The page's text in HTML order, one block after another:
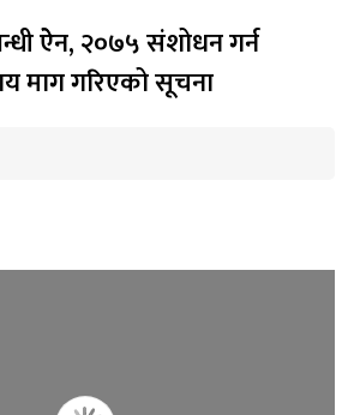
ऐेन, २०७५ संशोधन गर्न
माग गरिएको सूचना